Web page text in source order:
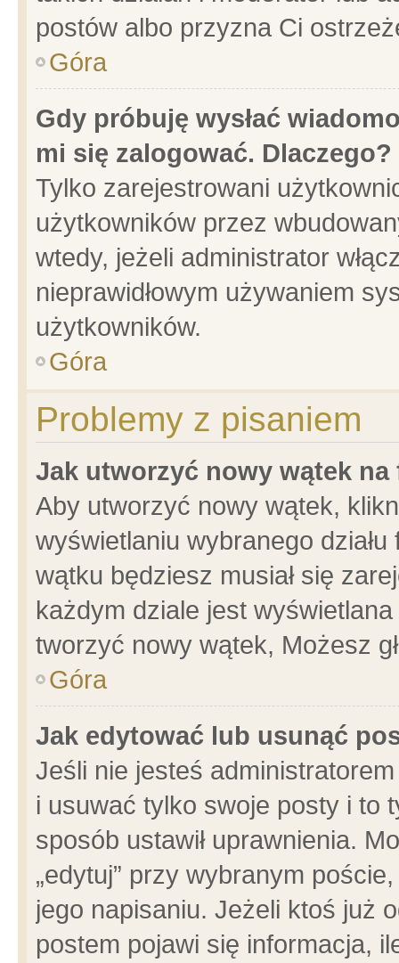
postów albo przyzna Ci
Góra
Gdy próbuję wysłać
mi się zalogować. Dlaczego?
Tylko zarejestrowani
użytkowników przez
wtedy, jeżeli administrator
nieprawidłowym używaniem
użytkowników.
Góra
Problemy z pisaniem
Jak utworzyć nowy wątek na
Aby utworzyć nowy wątek,
wyświetlaniu wybranego
wątku będziesz musiał się
każdym dziale jest
tworzyć nowy wątek, Możesz
Góra
Jak edytować lub usunąć
Jeśli nie jesteś
i usuwać tylko swoje posty i to
sposób ustawił uprawnienia.
„edytuj” przy wybranym
jego napisaniu. Jeżeli ktoś już
postem pojawi się informacja,